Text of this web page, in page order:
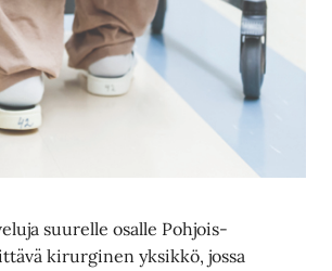
suurelle osalle Pohjois-
kirurginen yksikkö, jossa